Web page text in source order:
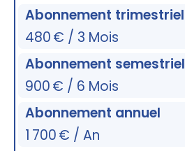
Abonnement trimestriel
480 € / 3 Mois
Abonnement semestriel
900 € / 6 Mois
Abonnement annuel
1 700 € / An